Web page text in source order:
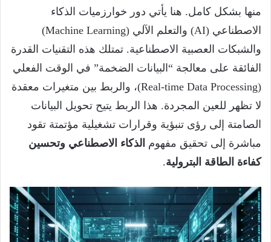
منها بشكل كامل. هنا يأتي دور خوارزميات الذكاء
الاصطناعي (AI) والتعلم الآلي (Machine Learning)
والشبكات العصبية الاصطناعية. تمتلك هذه التقنيات القدرة
الفائقة على معالجة “البيانات الضخمة” في الوقت الفعلي
(Real-time Data Processing)، والربط بين متغيرات معقدة
لا تظهر للعين المجردة. هذا الربط يتيح تحويل البيانات
الصامتة إلى رؤى تنبؤية وقرارات تشغيلية مؤتمتة تقود
مباشرة إلى تحقيق مفهوم الذكاء الاصطناعي وتحسين
كفاءة الطاقة البترولية.